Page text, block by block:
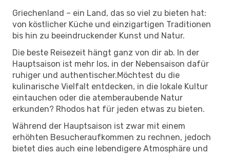
Griechenland – ein Land, das so viel zu bieten hat:
von köstlicher Küche und einzigartigen Traditionen
bis hin zu beeindruckender Kunst und Natur.
Die beste Reisezeit hängt ganz von dir ab. In der
Hauptsaison ist mehr los, in der Nebensaison dafür
ruhiger und authentischer.Möchtest du die
kulinarische Vielfalt entdecken, in die lokale Kultur
eintauchen oder die atemberaubende Natur
erkunden? Rhodos hat für jeden etwas zu bieten.
Während der Hauptsaison ist zwar mit einem
erhöhten Besucheraufkommen zu rechnen, jedoch
bietet dies auch eine lebendigere Atmosphäre und